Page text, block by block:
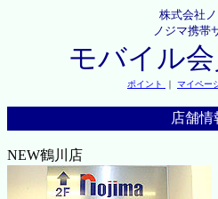
株式会社
ノジマ携帯
モバイル
ポイント ｜ マイペー
店舗情
NEW鶴川店